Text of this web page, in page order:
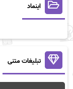
اینماد
تبلیغات متنی